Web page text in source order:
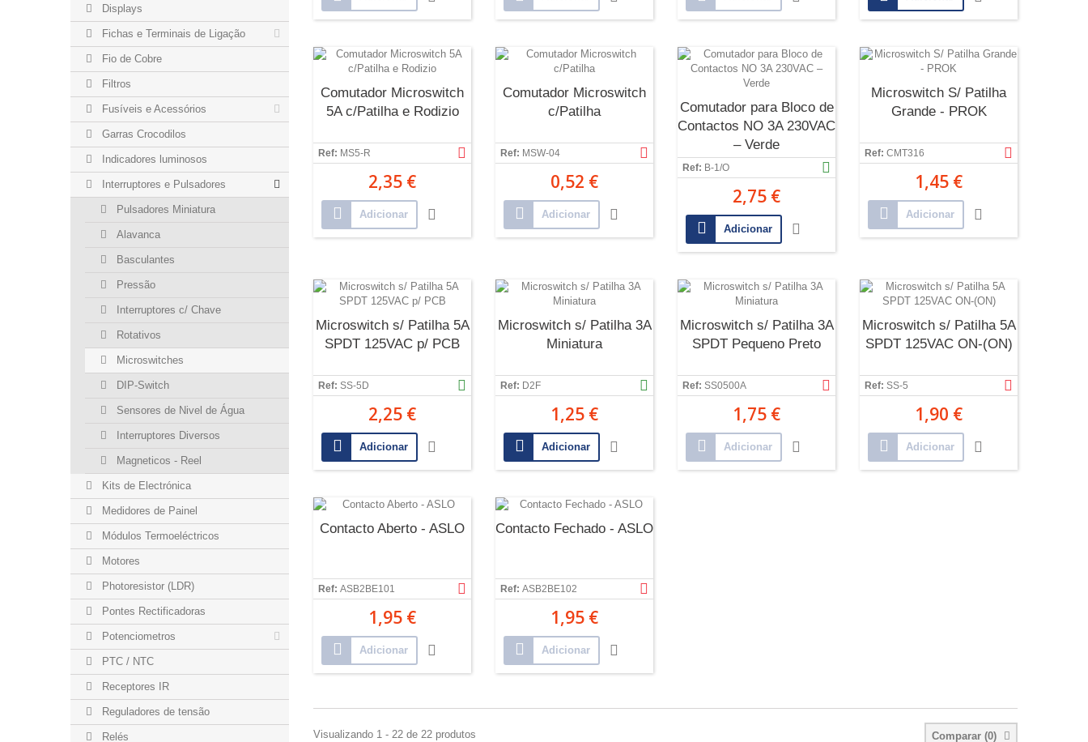
Displays
Fichas e Terminais de Ligação
Fio de Cobre
Filtros
Fusíveis e Acessórios
Garras Crocodilos
Indicadores luminosos
Interruptores e Pulsadores
Pulsadores Miniatura
Alavanca
Basculantes
Pressão
Interruptores c/ Chave
Rotativos
Microswitches
DIP-Switch
Sensores de Nivel de Água
Interruptores Diversos
Magneticos - Reel
Kits de Electrónica
Medidores de Painel
Módulos Termoeléctricos
Motores
Photoresistor (LDR)
Pontes Rectificadoras
Potenciometros
PTC / NTC
Receptores IR
Reguladores de tensão
Relés
Comutador Microswitch
5A c/Patilha e Rodizio
Ref: MS5-R
2,35 €
Adicionar
Comutador Microswitch
c/Patilha
Ref: MSW-04
0,52 €
Adicionar
Comutador para Bloco de
Contactos NO 3A 230VAC
– Verde
Ref: B-1/O
2,75 €
Adicionar
Microswitch S/ Patilha
Grande - PROK
Ref: CMT316
1,45 €
Adicionar
Microswitch s/ Patilha 5A
SPDT 125VAC p/ PCB
Ref: SS-5D
2,25 €
Adicionar
Microswitch s/ Patilha 3A
Miniatura
Ref: D2F
1,25 €
Adicionar
Microswitch s/ Patilha 3A
SPDT Pequeno Preto
Ref: SS0500A
1,75 €
Adicionar
Microswitch s/ Patilha 5A
SPDT 125VAC ON-(ON)
Ref: SS-5
1,90 €
Adicionar
Contacto Aberto - ASLO
Ref: ASB2BE101
1,95 €
Adicionar
Contacto Fechado - ASLO
Ref: ASB2BE102
1,95 €
Adicionar
Comparar (0)
Visualizando 1 - 22 de 22 produtos